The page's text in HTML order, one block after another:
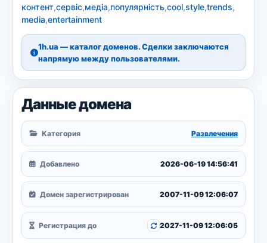
контент,сервіс,медіа,популярність,cool,style,trends,
media,entertainment
1h.ua — каталог доменов. Сделки заключаются
напрямую между пользователями.
Данные домена
Категория Развлечения
Добавлено 2026-06-19 14:56:41
Домен зарегистрирован 2007-11-09 12:06:07
Регистрация до 2027-11-09 12:06:05